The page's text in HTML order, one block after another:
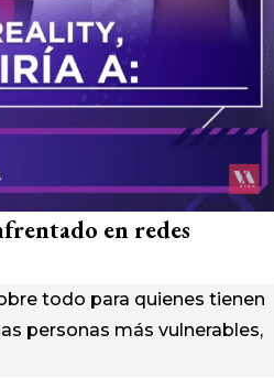
en redes
todo para quienes tienen
personas más vulnerables,